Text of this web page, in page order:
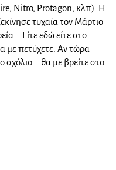
Nitro, Protagon, κλπ). Η
τυχαία τον Μάρτιο
Είτε εδώ είτε στο
με πετύχετε. Αν τώρα
σχόλιο... θα με βρείτε στο